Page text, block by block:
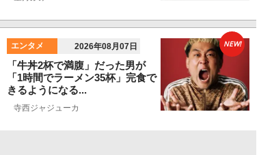
エンタメ 2026年08月07日
「牛丼2杯で満腹」だった男が
「1時間でラーメン35杯」完食で
きるようになる...
寺西ジャジューカ
NEW!